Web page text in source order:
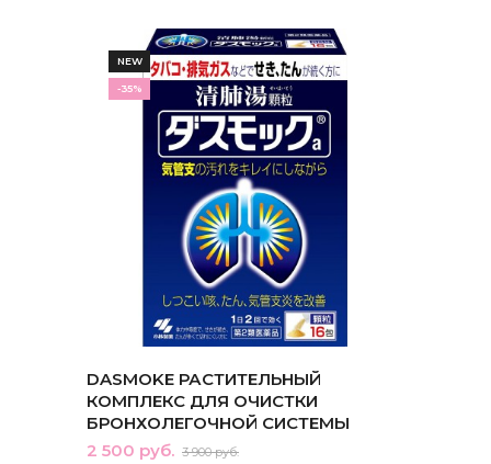
NEW
-35%
DASMOKE РАСТИТЕЛЬНЫЙ
КОМПЛЕКС ДЛЯ ОЧИСТКИ
БРОНХОЛЕГОЧНОЙ СИСТЕМЫ
2 500 руб. 3 900 руб.